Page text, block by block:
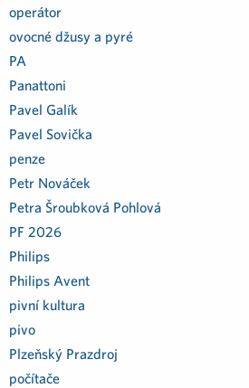
operátor
ovocné džusy a pyré
PA
Panattoni
Pavel Galík
Pavel Sovička
penze
Petr Nováček
Petra Šroubková Pohlová
PF 2026
Philips
Philips Avent
pivní kultura
pivo
Plzeňský Prazdroj
počítače